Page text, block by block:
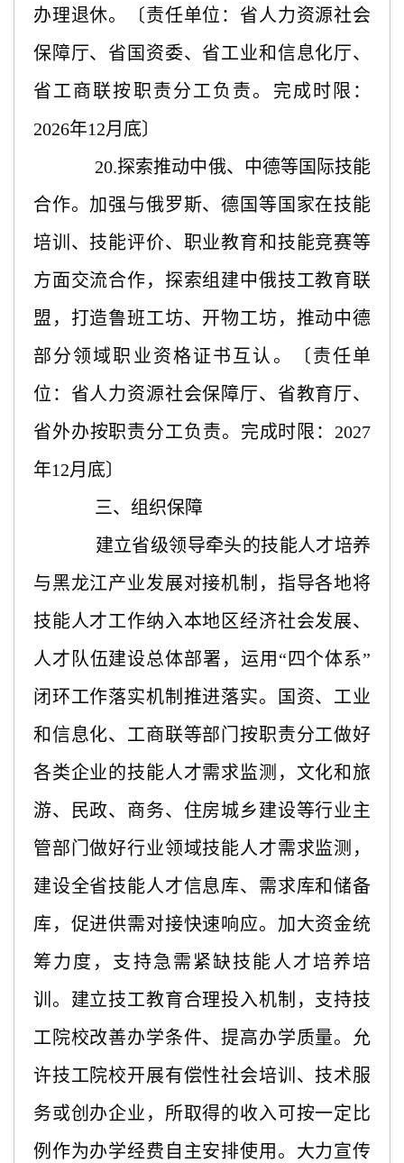
办理退休。〔责任单位：省人力资源社会
保障厅、省国资委、省工业和信息化厅、
省工商联按职责分工负责。完成时限：
2026年12月底〕
20.探索推动中俄、中德等国际技能
合作。加强与俄罗斯、德国等国家在技能
培训、技能评价、职业教育和技能竞赛等
方面交流合作，探索组建中俄技工教育联
盟，打造鲁班工坊、开物工坊，推动中德
部分领域职业资格证书互认。〔责任单
位：省人力资源社会保障厅、省教育厅、
省外办按职责分工负责。完成时限：2027
年12月底〕
三、组织保障
建立省级领导牵头的技能人才培养
与黑龙江产业发展对接机制，指导各地将
技能人才工作纳入本地区经济社会发展、
人才队伍建设总体部署，运用 “四个体系”
闭环工作落实机制推进落实。国资、工业
和信息化、工商联等部门按职责分工做好
各类企业的技能人才需求监测，文化和旅
游、民政、商务、住房城乡建设等行业主
管部门做好行业领域技能人才需求监测，
建设全省技能人才信息库、需求库和储备
库，促进供需对接快速响应。加大资金统
筹力度，支持急需紧缺技能人才培养培
训。建立技工教育合理投入机制，支持技
工院校改善办学条件、提高办学质量。允
许技工院校开展有偿性社会培训、技术服
务或创办企业，所取得的收入可按一定比
例作为办学经费自主安排使用。大力宣传